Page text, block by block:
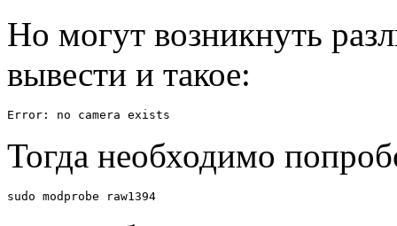
Но могут возникнуть
вывести и такое:
Error: no camera exists
Тогда необходимо
sudo modprobe raw1394